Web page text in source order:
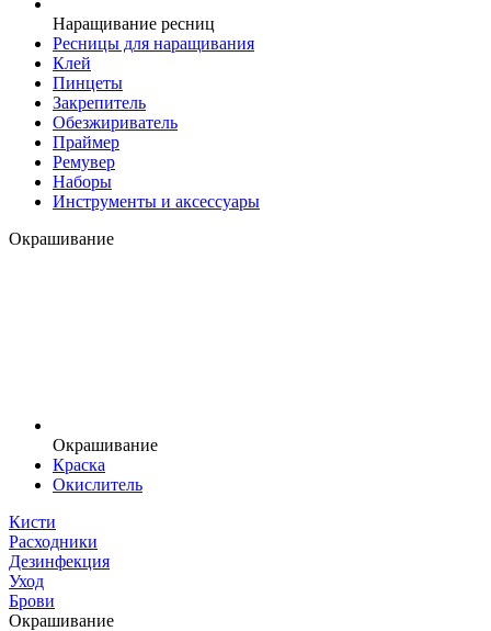
Наращивание ресниц
Ресницы для наращивания
Клей
Пинцеты
Закрепитель
Обезжириватель
Праймер
Ремувер
Наборы
Инструменты и аксессуары
Окрашивание
Окрашивание
Краска
Окислитель
Кисти
Расходники
Дезинфекция
Уход
Брови
Окрашивание